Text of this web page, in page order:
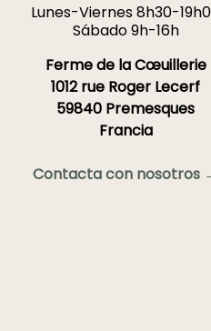
Lunes-Viernes 8h30-
Sábado 9h-16h
Ferme de la Cœuillerie
1012 rue Roger Lecerf
59840 Premesques
Francia
Contacta con nosotros